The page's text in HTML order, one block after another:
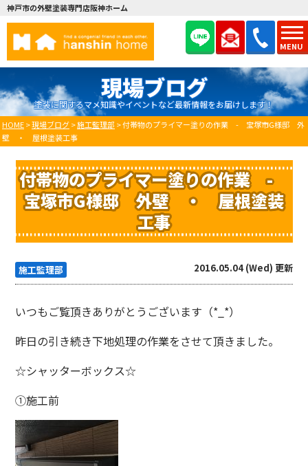
MENU
神戸市の外壁塗装専門店阪神ホーム
現場ブログ
塗装に関するマメ知識やイベントなど最新情報をお届けします！
HOME>現場ブログ>施工監理部 >付帯物のプライマー塗りの作業 - 宝塚市G様邸 外
壁 ・ 屋根塗装工事
付帯物のプライマー塗りの作業 -
宝塚市G様邸 外壁 ・ 屋根塗装
工事
施工監理部 2016.05.04 (Wed) 更新
いつもご覧頂きありがとうございます（*_*）
昨日の引き続き下地処理の作業をさせて頂きました。
☆シャッターボックス☆
①施工前